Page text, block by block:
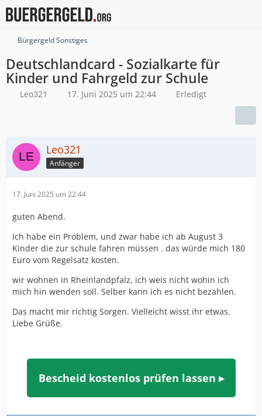
Bürgergeld Sonstiges
Deutschlandcard - Sozialkarte für
Kinder und Fahrgeld zur Schule
Leo321 17. Juni 2025 um 22:44 Erledigt
Leo321
Anfänger
17. Juni 2025 um 22:44
guten Abend.
Ich habe ein Problem, und zwar habe ich ab August 3
Kinder die zur schule fahren müssen . das würde mich 180
Euro vom Regelsatz kosten.
wir wohnen in Rheinlandpfalz, ich weis nicht wohin ich
mich hin wenden soll. Selber kann ich es nicht bezahlen.
Das macht mir richtig Sorgen. Vielleicht wisst ihr etwas.
Liebe Grüße.
Bescheid kostenlos prüfen lassen ▸